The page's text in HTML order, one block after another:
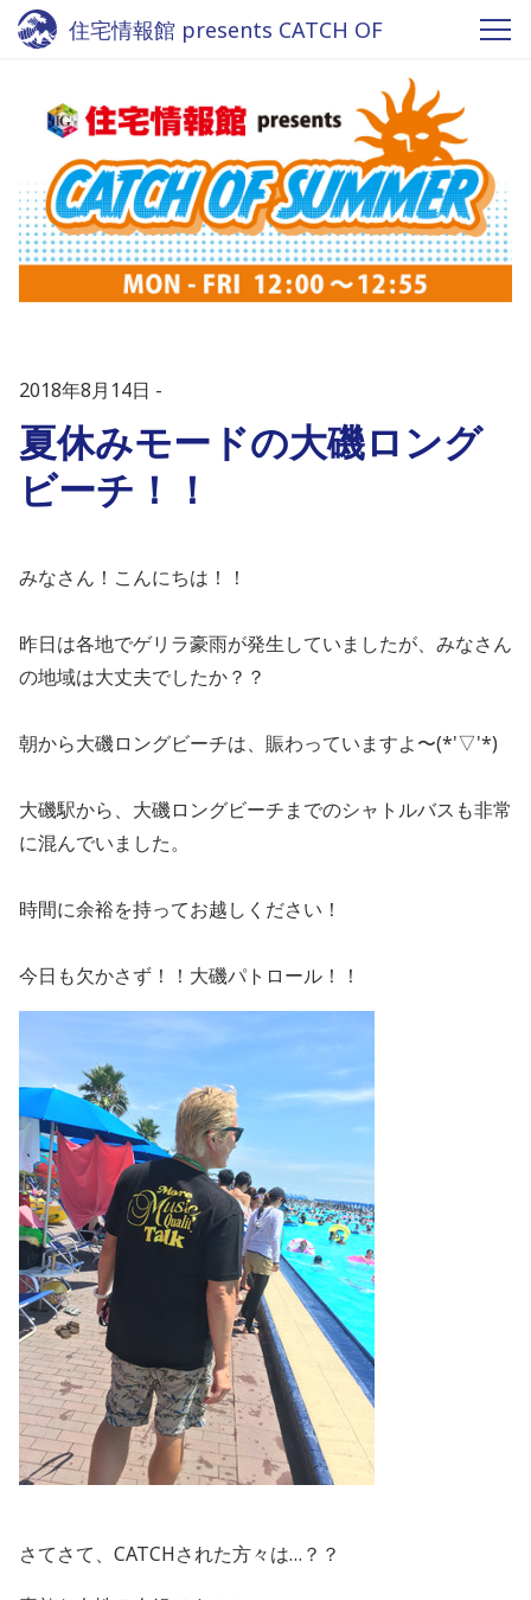
住宅情報館 presents CATCH OF
2018年8月14日
夏休みモードの大磯ロング
ビーチ！！
みなさん！こんにちは！！
昨日は各地でゲリラ豪雨が発生していましたが、みなさん
の地域は大丈夫でしたか？？
朝から大磯ロングビーチは、賑わっていますよ〜(*'▽'*)
大磯駅から、大磯ロングビーチまでのシャトルバスも非常
に混んでいました。
時間に余裕を持ってお越しください！
今日も欠かさず！！大磯パトロール！！
さてさて、CATCHされた方々は…？？